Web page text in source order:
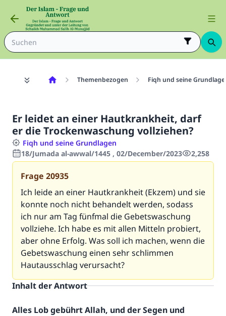
Themenbezogen Fiqh und seine
Er leidet an einer Hautkrankheit, darf
er die Trockenwaschung vollziehen?
Fiqh und seine Grundlagen
18/Jumada al-awwal/1445 , 02/December/2023
2,258
Frage 20935
Ich leide an einer Hautkrankheit (Ekzem) und sie
konnte noch nicht behandelt werden, sodass
ich nur am Tag fünfmal die Gebetswaschung
vollziehe. Ich habe es mit allen Mitteln probiert,
aber ohne Erfolg. Was soll ich machen, wenn die
Gebetswaschung einen sehr schlimmen
Hautausschlag verursacht?
Inhalt der Antwort
Alles Lob gebührt Allah, und der Segen und